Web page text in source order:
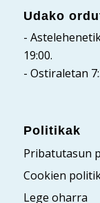
Udako
-
19:00.
- Ostiraletan
Politikak
Pribatutasun
Cookien
Lege oharra